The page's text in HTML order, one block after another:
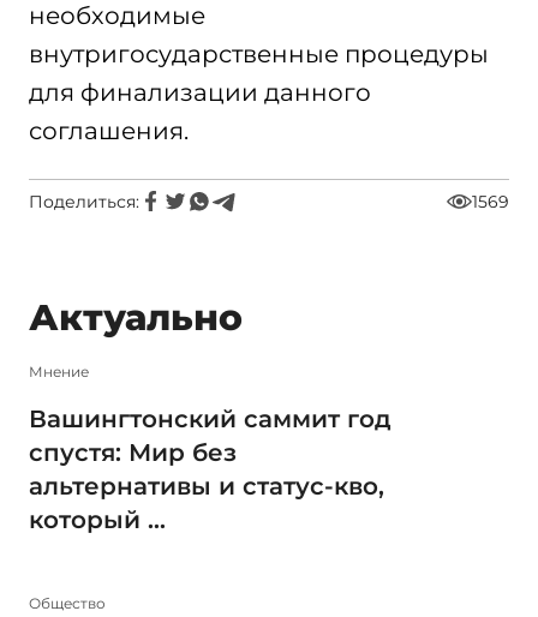
необходимые
внутригосударственные процедуры
для финализации данного
соглашения.
Поделиться: 1569
Актуально
Мнение
Вашингтонский саммит год
спустя: Мир без
альтернативы и статус-кво,
который ...
Общество